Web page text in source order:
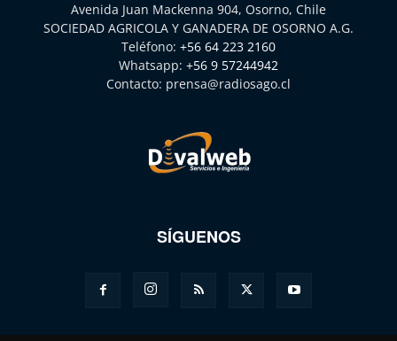
Avenida Juan Mackenna 904, Osorno, Chile
SOCIEDAD AGRICOLA Y GANADERA DE OSORNO A.G.
Teléfono: +56 64 223 2160
Whatsapp: +56 9 57244942
Contacto: prensa@radiosago.cl
SÍGUENOS